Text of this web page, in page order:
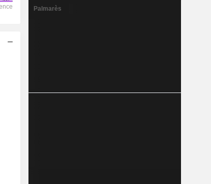
Palmarès